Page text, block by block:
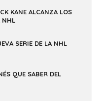
KANE ALCANZA LOS
NHL
SERIE DE LA NHL
QUE SABER DEL